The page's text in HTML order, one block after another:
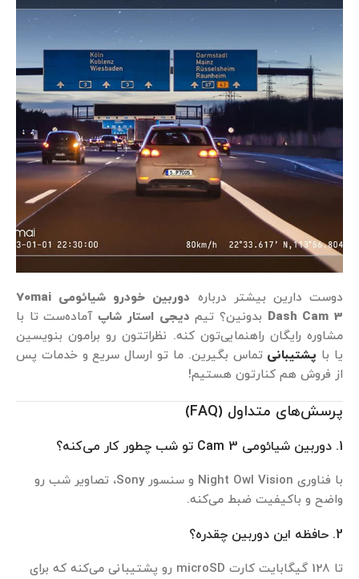
دوست دارین بیشتر درباره
دوربین خودرو شیائومی 70mai
Dash Cam 3 بدونین؟ تیم دیجی استار شاپآماده‌ست تا با
مشاوره رایگان راهنمایی‌تون کنه. نظراتتون رو برامون بنویسین
یا با پشتیبانی تماس بگیرین. ما تو ارسال سریع و خدمات پس
از فروش هم کنارتون هستیم!
پرسش‌های متداول (FAQ)
1. دوربین شیائومی Cam 3 تو شب چطور کار می‌کنه؟
با فناوری Night Owl Vision و سنسور Sony، تصاویر شب رو
واضح و باکیفیت ضبط می‌کنه.
2. حافظه این دوربین چقدره؟
تا 128 گیگابایت کارت microSD رو پشتیبانی می‌کنه که برای